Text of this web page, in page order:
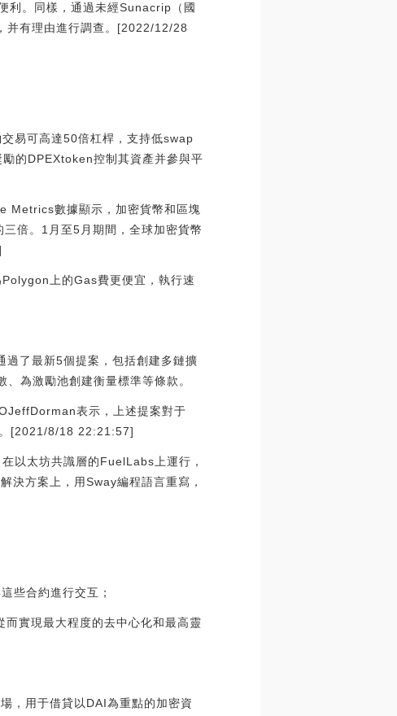
利。同樣，通過未經Sunacrip（國
并有理由進行調查。[2022/12/28
易可高達50倍杠桿，支持低swap
的DPEXtoken控制其資產并參與平
Metrics數據顯示，加密貨幣和區塊
倍。1月至5月期間，全球加密貨幣
上的Gas費更便宜，執行速
了最新5個提案，包括創建多鏈擴
為激勵池創建衡量標準等條款。
表示，上述提案對于
。[2021/8/18 22:21:57]
以太坊共識層的FuelLabs上運行，
決方案上，用Sway編程語言重寫，
些合約進行交互；
實現最大程度的去中心化和最高靈
，用于借貸以DAI為重點的加密資